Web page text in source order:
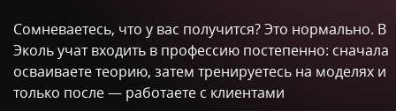
Сомневаетесь, что у вас получится? Это нормально. В
Эколь учат входить в профессию постепенно: сначала
осваиваете теорию, затем тренируетесь на моделях и
только после — работаете с клиентами